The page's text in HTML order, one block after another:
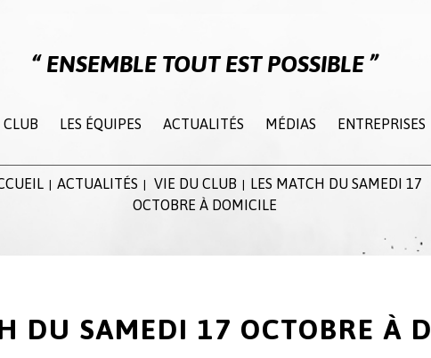
ENSEMBLE TOUT EST POSSIBLE
CLUB LES ÉQUIPES ACTUALITÉS MÉDIAS ENTREPRISES
ACTUALITÉS VIE DU CLUB
LES MATCH DU SAMEDI 17
OCTOBRE À DOMICILE
DU SAMEDI 17 OCTOBRE À